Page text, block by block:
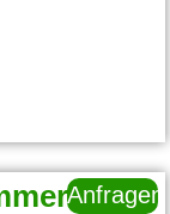
Anfragen